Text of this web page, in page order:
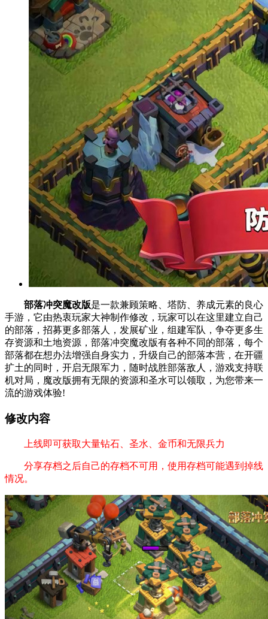
部落冲突魔改版是一款兼顾策略、塔防、养成元素的良心
手游，它由热衷玩家大神制作修改，玩家可以在这里建立自己
的部落，招募更多部落人，发展矿业，组建军队，争夺更多生
存资源和土地资源，部落冲突魔改版有各种不同的部落，每个
部落都在想办法增强自身实力，升级自己的部落本营，在开疆
扩土的同时，开启无限军力，随时战胜部落敌人，游戏支持联
机对局，魔改版拥有无限的资源和圣水可以领取，为您带来一
流的游戏体验!
修改内容
上线即可获取大量钻石、圣水、金币和无限兵力
分享存档之后自己的存档不可用，使用存档可能遇到掉线
情况。